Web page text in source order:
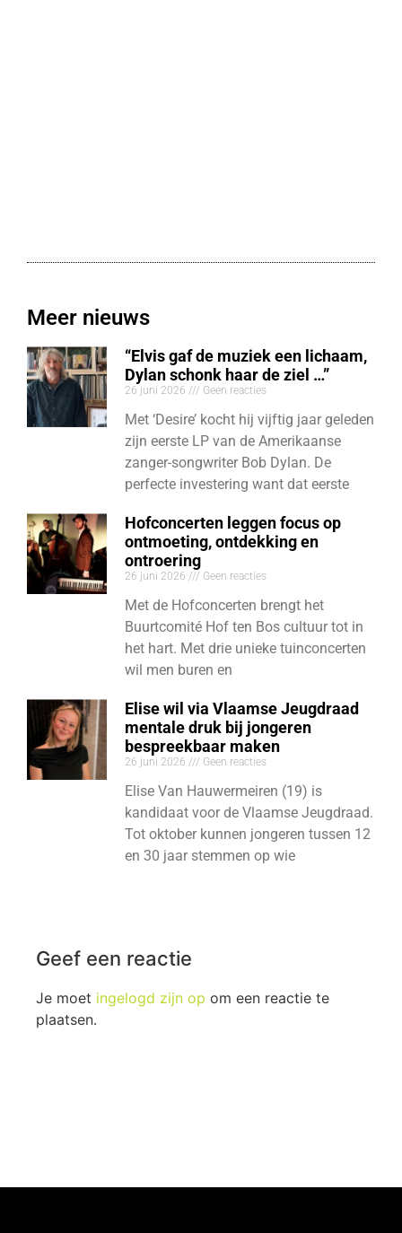
Meer nieuws
“Elvis gaf de muziek een lichaam,
Dylan schonk haar de ziel …”
26 juni 2026 Geen reacties
Met ‘Desire’ kocht hij vijftig jaar geleden
zijn eerste LP van de Amerikaanse
zanger-songwriter Bob Dylan. De
perfecte investering want dat eerste
Hofconcerten leggen focus op
ontmoeting, ontdekking en
ontroering
26 juni 2026 Geen reacties
Met de Hofconcerten brengt het
Buurtcomité Hof ten Bos cultuur tot in
het hart. Met drie unieke tuinconcerten
wil men buren en
Elise wil via Vlaamse Jeugdraad
mentale druk bij jongeren
bespreekbaar maken
26 juni 2026 Geen reacties
Elise Van Hauwermeiren (19) is
kandidaat voor de Vlaamse Jeugdraad.
Tot oktober kunnen jongeren tussen 12
en 30 jaar stemmen op wie
Geef een reactie
Je moet ingelogd zijn op om een reactie te
plaatsen.